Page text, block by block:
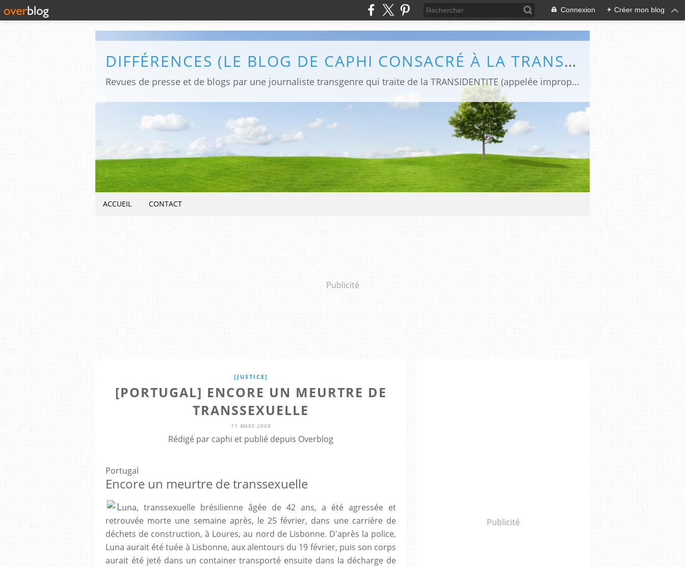
Connexion + Créer mon blog
DIFFÉRENCES (LE BLOG DE CAPHI CONSACRÉ À LA TRANSIDENTITE ET L'INTERSEXUATION)
Revues de presse et de blogs par une journaliste transgenre qui traite de la TRANSIDENTITE (appelée improprement "transsexualité").Le blog "Différences" est devenu aujourd'hui une REFERENCE FRANCOPHONE sur la TRANSIDENTITE
ACCUEIL CONTACT
Publicité
[JUSTICE]
[PORTUGAL] ENCORE UN MEURTRE DE
TRANSSEXUELLE
11 MARS 2008
Rédigé par caphi et publié depuis Overblog
Portugal
Encore un meurtre de transsexuelle
Luna, transsexuelle brésilienne âgée de 42 ans, a été agressée et
retrouvée morte une semaine après, le 25 février, dans une carrière de
déchets de construction, à Loures, au nord de Lisbonne. D'après la police,
Luna aurait été tuée à Lisbonne, aux alentours du 19 février, puis son corps
aurait été jeté dans un container transporté ensuite dans la décharge de
Publicité